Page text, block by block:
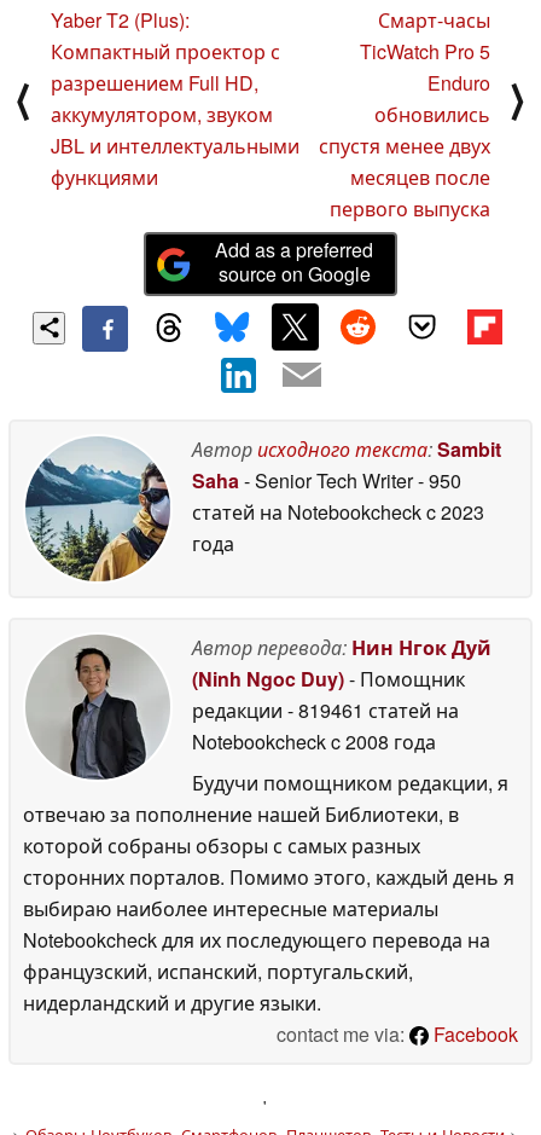
⟨
Yaber T2 (Plus):
Компактный проектор с
разрешением Full HD,
аккумулятором, звуком
JBL и интеллектуальными
функциями
Смарт-часы
TicWatch Pro 5
Enduro
обновились
спустя менее двух
месяцев после
первого выпуска
⟩
Add as a preferred
source on Google
Авторисходного текста:Sambit
Saha- Senior Tech Writer- 950
статей на Notebookcheckc 2023
года
Автор перевода: Нин Нгок Дуй
(Ninh Ngoc Duy)- Помощник
редакции - 819461 статей на
Notebookcheckc 2008 года
Будучи помощником редакции, я
отвечаю за пополнение нашей Библиотеки, в
которой собраны обзоры с самых разных
сторонних порталов. Помимо этого, каждый день я
выбираю наиболее интересные материалы
Notebookcheck для их последующего перевода на
французский, испанский, португальский,
нидерландский и другие языки.
contact me via:
Facebook
'